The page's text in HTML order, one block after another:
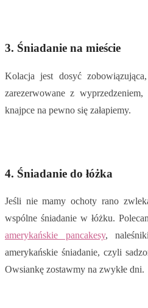
3. Śniadanie na mieście
Kolacja jest dosyć
zarezerwowane z
knajpce na pewno się załapiemy.
4. Śniadanie do łóżka
Jeśli nie mamy ochoty rano
wspólne śniadanie w łóżku.
amerykańskie pancakesy,
amerykańskie śniadanie, czyli
Owsiankę zostawmy na zwykłe dni.